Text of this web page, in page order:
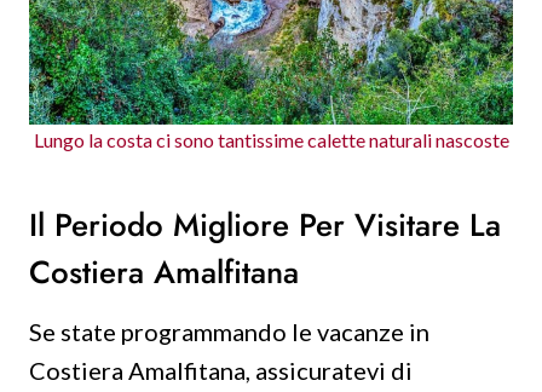
Lungo la costa ci sono tantissime calette naturali nascoste
Il Periodo Migliore Per Visitare La
Costiera Amalfitana
Se state programmando le vacanze in
Costiera Amalfitana, assicuratevi di